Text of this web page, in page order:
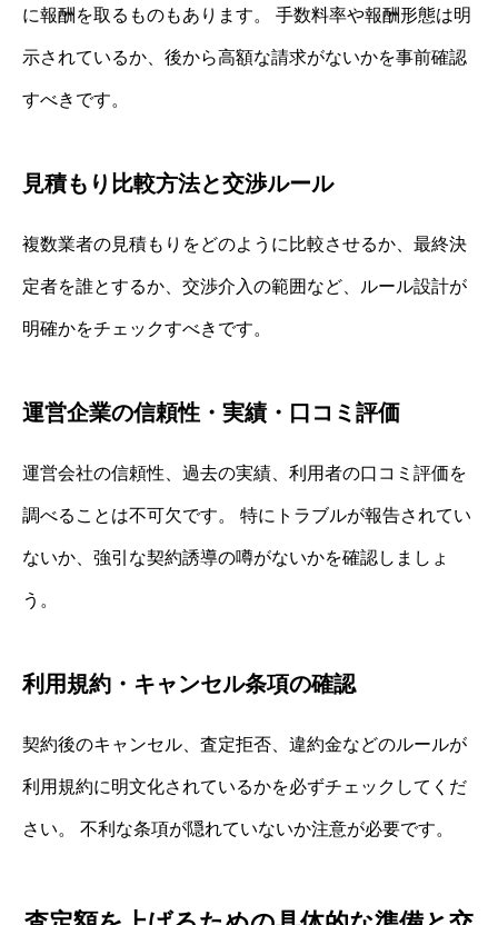
に報酬を取るものもあります。 手数料率や報酬形態は明
示されているか、後から高額な請求がないかを事前確認
すべきです。
見積もり比較方法と交渉ルール
複数業者の見積もりをどのように比較させるか、最終決
定者を誰とするか、交渉介入の範囲など、ルール設計が
明確かをチェックすべきです。
運営企業の信頼性・実績・口コミ評価
運営会社の信頼性、過去の実績、利用者の口コミ評価を
調べることは不可欠です。 特にトラブルが報告されてい
ないか、強引な契約誘導の噂がないかを確認しましょ
う。
利用規約・キャンセル条項の確認
契約後のキャンセル、査定拒否、違約金などのルールが
利用規約に明文化されているかを必ずチェックしてくだ
さい。 不利な条項が隠れていないか注意が必要です。